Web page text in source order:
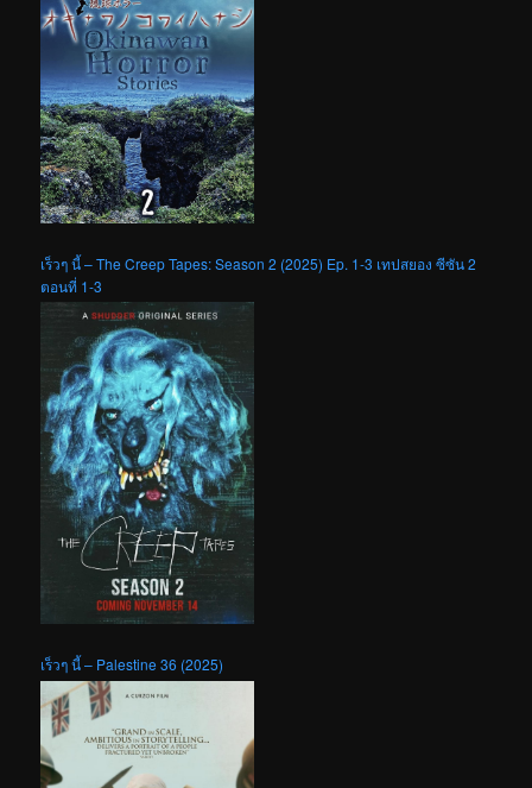
เร็วๆ นี้ – The Creep Tapes: Season 2 (2025) Ep. 1-3 เทปสยอง ซีซัน 2
ตอนที่ 1-3
เร็วๆ นี้ – Palestine 36 (2025)